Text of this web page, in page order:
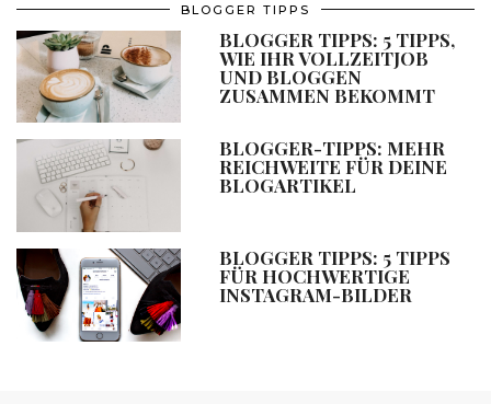
BLOGGER TIPPS
BLOGGER TIPPS: 5 TIPPS,
WIE IHR VOLLZEITJOB
UND BLOGGEN
ZUSAMMEN BEKOMMT
BLOGGER-TIPPS: MEHR
REICHWEITE FÜR DEINE
BLOGARTIKEL
BLOGGER TIPPS: 5 TIPPS
FÜR HOCHWERTIGE
INSTAGRAM-BILDER